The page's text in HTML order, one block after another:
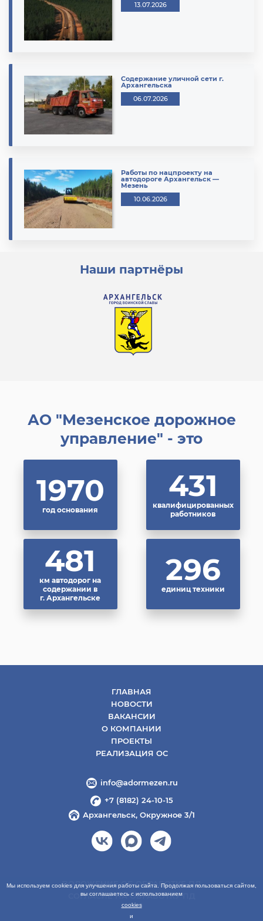
13.07.2026
Содержание уличной сети г.
Архангельска
06.07.2026
Работы по нацпроекту на
автодороге Архангельск —
Мезень
10.06.2026
Наши партнёры
АО "Мезенское дорожное
управление" - это
1965
год основания
440
квалифицированных
работников
490
км автодорог на
содержании в
г. Архангельске
296
единиц техники
ГЛАВНАЯ
НОВОСТИ
ВАКАНСИИ
О КОМПАНИИ
ПРОЕКТЫ
РЕАЛИЗАЦИЯ ОС
info@adormezen.ru
+7 (8182) 24-10-15
Архангельск, Окружное 3/1
ПОЛОЖЕНИЕ ОБ ОБРАБОТКЕ ПД
СОГЛАСИЕ НА ОБРАБОТКУ ПД
Мы используем cookies для улучшения работы сайта. Продолжая пользоваться сайтом,
вы соглашаетесь с использованием
cookies
и